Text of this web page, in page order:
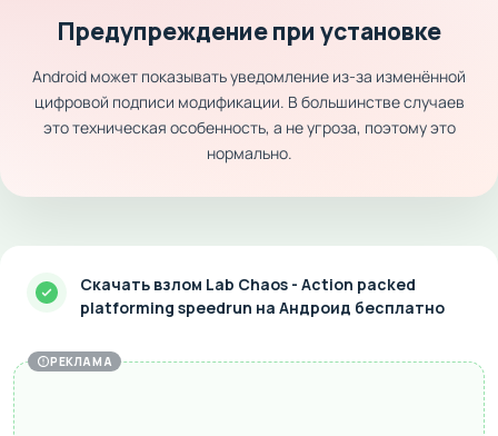
Предупреждение при установке
Android может показывать уведомление из-за изменённой
цифровой подписи модификации. В большинстве случаев
это техническая особенность, а не угроза, поэтому это
нормально.
Скачать взлом Lab Chaos - Action packed
platforming speedrun на Андроид бесплатно
РЕКЛАМА